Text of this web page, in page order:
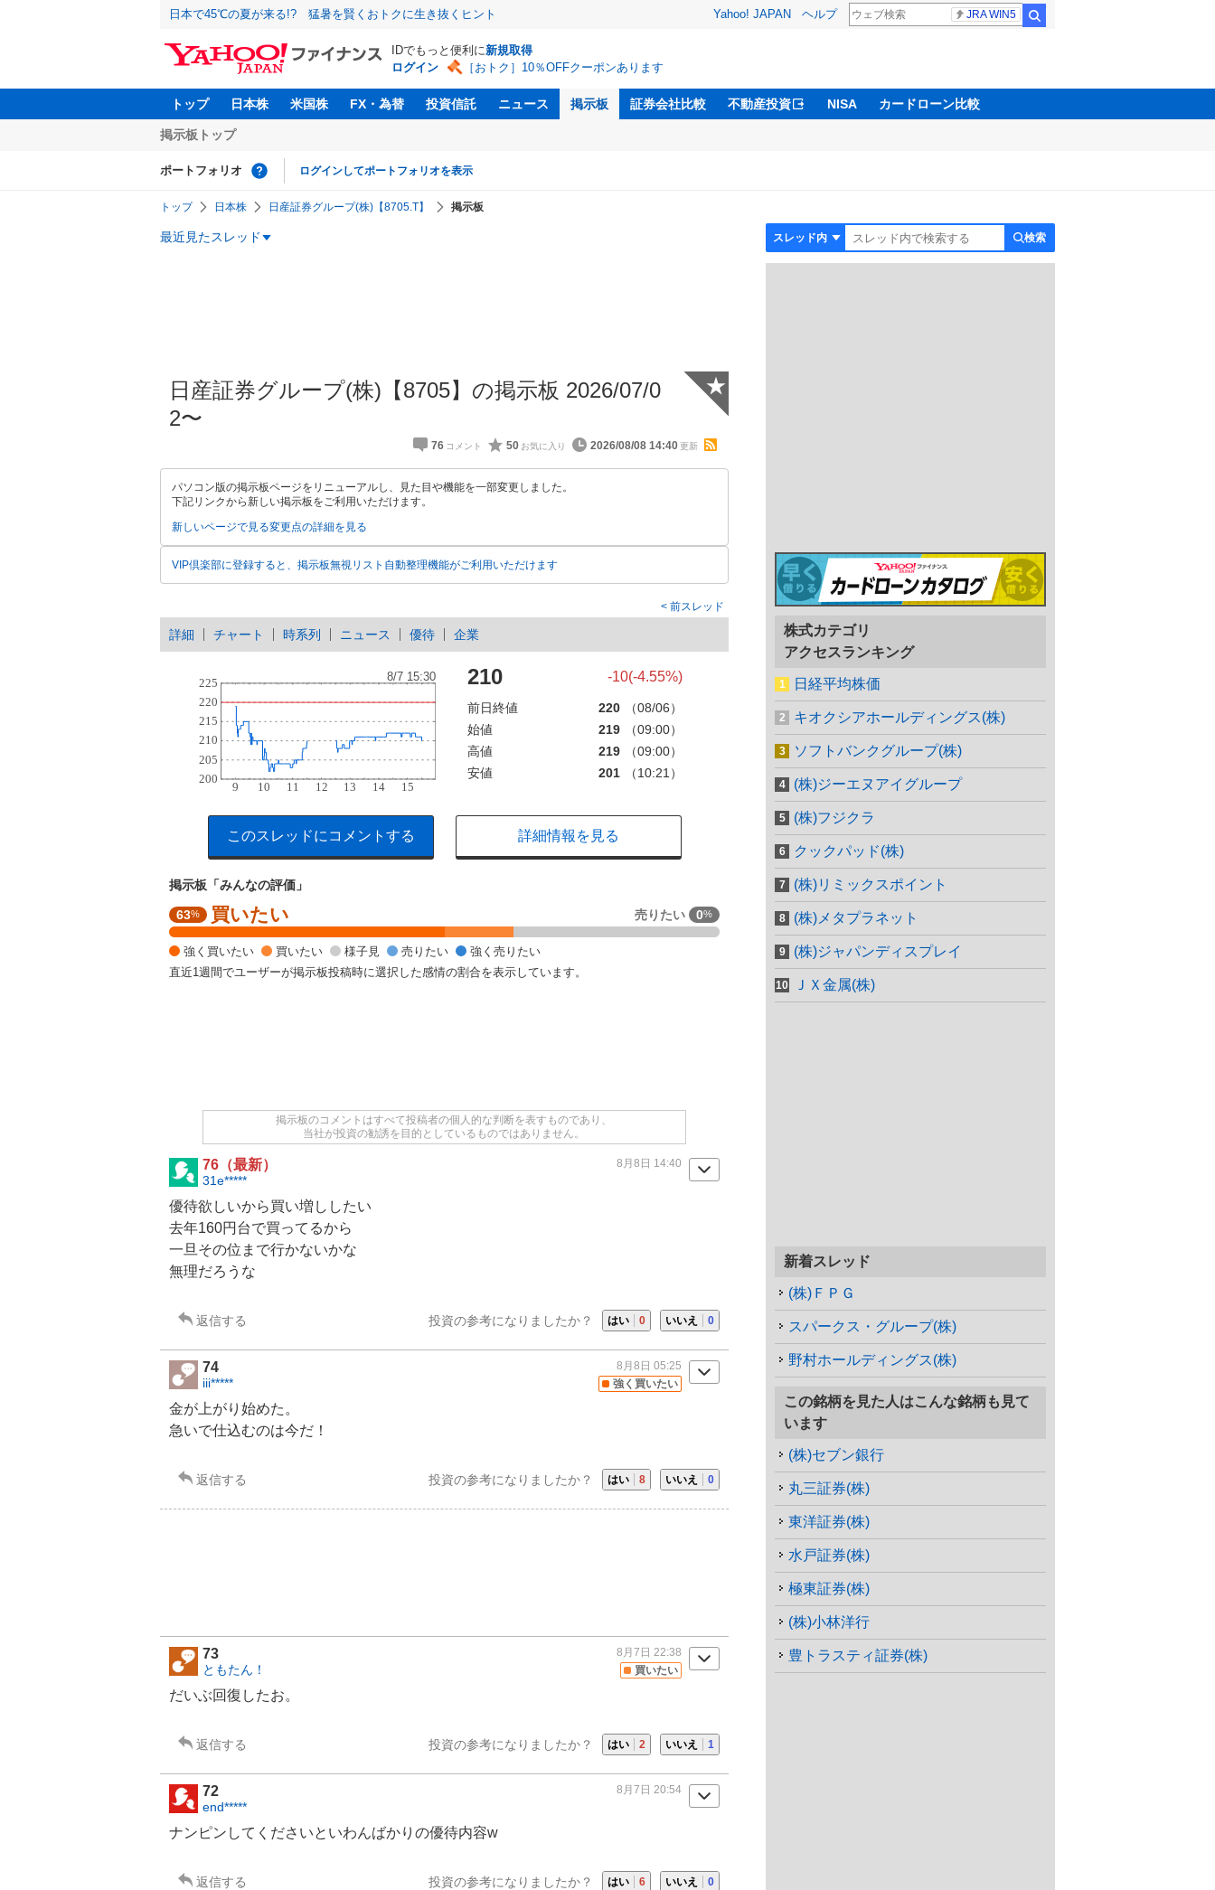
日本で45℃の夏が来る!? 猛暑を賢くおトクに生き抜くヒント Yahoo! JAPAN ヘルプ JRA WIN5
IDでもっと便利に新規取得
ログイン
［おトク］10％OFFクーポンあります
トップ 日本株 米国株 FX・為替 投資信託 ニュース 掲示板 証券会社比較 不動産投資 NISA カードローン比較
掲示板トップ
ポートフォリオ ログインしてポートフォリオを表示
トップ 日本株 日産証券グループ(株)【8705.T】 掲示板
最近見たスレッド 検索
日産証券グループ(株)【8705】の掲示板 2026/07/0
2〜
76 50 2026/08/08 14:40
★
パソコン版の掲示板ページをリニューアルし、見た目や機能を一部変更しました。
下記リンクから新しい掲示板をご利用いただけます。
新しいページで見る変更点の詳細を見る
VIP倶楽部に登録すると、掲示板無視リスト自動整理機能がご利用いただけます
前スレッド
詳細 チャート 時系列 ニュース 優待 企業
210 -10(-4.55%)
前日終値 220
（08/06）
始値
219
（09:00）
高値
219
（09:00）
安値
201 （10:21）
このスレッドにコメントする 詳細情報を見る
掲示板「みんなの評価」
強
く
買
い
1
2
.
5
%
子
5
%
63% 買いたい 売りたい 0%
強く買いたい 買いたい 様子見 売りたい
強く売りたい
直近1週間でユーザーが掲示板投稿時に選択した感情の割合を表示しています。
掲示板のコメントはすべて投稿者の個人的な判断を表すものであり、
当社が投資の勧誘を目的としているものではありません。
76（最新）
31e*****
8月8日 14:40
優待欲しいから買い増ししたい
去年160円台で買ってるから
一旦その位まで行かないかな
無理だろうな
返信する 投資の参考になりましたか？ はい 0 いいえ 0
74
iii***** 強く買いたい
8月8日 05:25
金が上がり始めた。
急いで仕込むのは今だ！
返信する 投資の参考になりましたか？ はい 8 いいえ 0
73
ともたん！ 買いたい
8月7日 22:38
だいぶ回復したお。
返信する 投資の参考になりましたか？ はい 2 いいえ 1
72
end*****
8月7日 20:54
ナンピンしてくださいといわんばかりの優待内容w
返信する 投資の参考になりましたか？ はい 6 いいえ 0
株式カテゴリ
アクセスランキング
日経平均株価
キオクシアホールディングス(株)
ソフトバンクグループ(株)
(株)ジーエヌアイグループ
(株)フジクラ
クックパッド(株)
(株)リミックスポイント
(株)メタプラネット
(株)ジャパンディスプレイ
ＪＸ金属(株)
新着スレッド
(株)ＦＰＧ
スパークス・グループ(株)
野村ホールディングス(株)
この銘柄を見た人はこんな銘柄も見て
います
(株)セブン銀行
丸三証券(株)
東洋証券(株)
水戸証券(株)
極東証券(株)
(株)小林洋行
豊トラスティ証券(株)